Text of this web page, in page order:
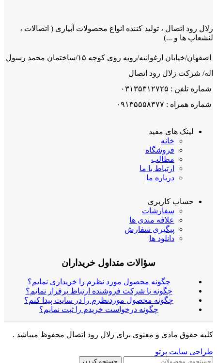
زلال رود اتصال ، تولید کننده انواع محصولات آبیاری ( اتصالات ،
لنشعاب ها و ...)
اصفهان/خیابان ارغوانیه/روبه روی کوچه ۱۵/ساختمان محمد رسول
اله/ شرکت زلال رود اتصال
شماره تلفن : ۰۳۱۳۵۳۱۲۷۲۵
شماره همراه : ۰۹۱۳۵۵۵۸۳۷۷
لینک های مفید
خانه
فروشگاه
مطالب
ارتباط با ما
درباره ما
حساب کاربری
سفارشات
علاقه مندی ها
پیگیری سفارش
دانلود ها
سؤالات متداول خریداران
چگونه محصول مورد نظرم را خریداری نمایم؟
چگونه با شرکت فروشنده ارتباط برقرار نمایم؟
چگونه محصول موردنظرم را در سایت پیدا کنم؟
چگونه درخواست خریدم را ثبت نمایم؟
کلیه حقوق مادی و معنوی برای زلال رود اتصال محفوظ میباشد .
طراحی سایت پرتو
جستجو کردن